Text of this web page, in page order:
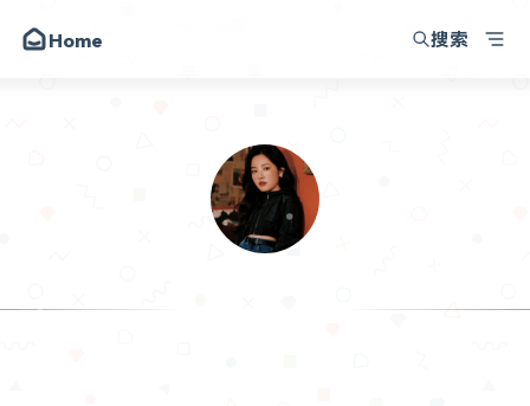
我的小破站
Home 搜索